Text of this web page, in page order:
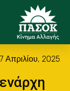
7 Απριλίου, 2025